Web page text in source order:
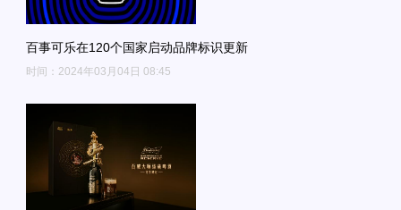
百事可乐在120个国家启动品牌标识更新
时间：2024年03月04日 08:45